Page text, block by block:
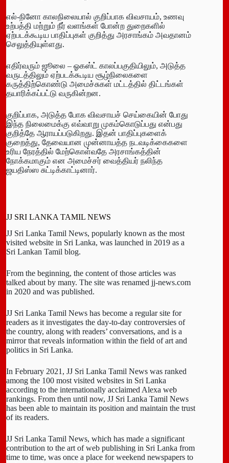
எல்-நினோ காலநிலையால் குறிப்பாக விவசாயம், உணவு
உற்பத்தி மற்றும் நீர் வளங்கள் போன்ற துறைகளில்
ஏற்படக்கூடிய பாதிப்புகள் குறித்து அரசாங்கம் அவதானம்
செலுத்தியுள்ளது.
எதிர்வரும் ஜூலை – ஓகஸ்ட் காலப்பகுதியிலும், அடுத்த
வருடத்திலும் ஏற்படக்கூடிய சூழ்நிலைகளை
கருத்திற்கொண்டு அமைச்சுகள் மட்டத்தில் திட்டங்கள்
தயாரிக்கப்பட்டு வருகின்றன.
குறிப்பாக, அடுத்த போக விவசாயச் செய்கையின் போது
இந்த நிலைமைக்கு எவ்வாறு முகம்கொடுப்பது என்பது
குறித்தே ஆராயப்படுகிறது. இதன் பாதிப்புகளைக்
குறைத்து, தேவையான முன்னாயத்த நடவடிக்கைகளை
உரிய நேரத்தில் மேற்கொள்வதே அரசாங்கத்தின்
நோக்கமாகும் என அமைச்சர் வைத்தியர் நலிந்த
ஜயதிஸ்ஸ சுட்டிக்காட்டினார்.
JJ SRI LANKA TAMIL NEWS
JJ Sri Lanka Tamil News, popularly known as the most
visited website in Sri Lanka, was launched in 2019 as a
Sri Lankan Tamil blog.
From the beginning, the content of those articles was
talked about by many. The site was renamed jj-news.com
in 2020 and was published.
JJ Sri Lanka Tamil News has become a regular site for
readers as it investigates the day-to-day controversies of
the country, along with readers’ conversations, and is a
mirror that reveals information within the field of art and
politics in Sri Lanka.
In February 2021, JJ Sri Lanka Tamil News was ranked
among the 100 most visited websites in Sri Lanka
according to the internationally acclaimed Alexa web
rankings. From then until now, JJ Sri Lanka Tamil News
has been able to maintain its position and maintain the trust
of its readers.
JJ Sri Lanka Tamil News, which has made a significant
contribution to the art of web publishing in Sri Lanka from
time to time, was once a place for weekend newspapers to